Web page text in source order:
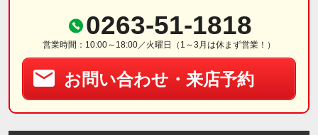
0263-51-1818
営業時間：10:00～18:00／火曜日（1～3月は休まず営業！）
お問い合わせ・来店予約